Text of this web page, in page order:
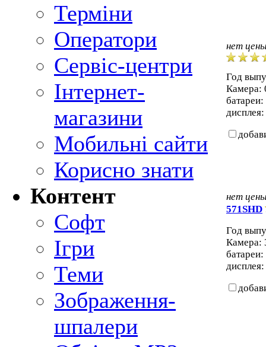
Терміни
Оператори
Сервіс-центри
Інтернет-
магазини
Мобильні сайти
Корисно знати
Контент
Софт
Ігри
Теми
Зображення-
шпалери
нет
Год
Камера:
нет
571SHD
Год
Камера: